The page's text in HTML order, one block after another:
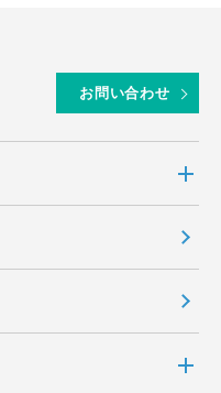
お問い合わせ